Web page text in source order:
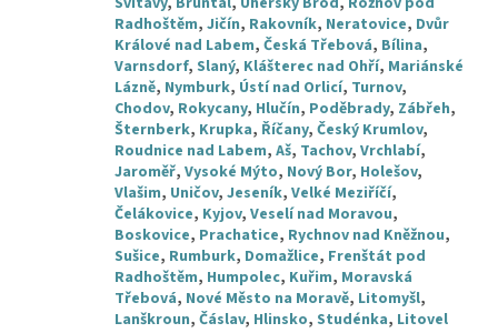
Radhoštěm, Jičín, Rakovník, Neratovice, Dvůr
Králové nad Labem, Česká Třebová, Bílina,
Varnsdorf, Slaný, Klášterec nad Ohří, Mariánské
Lázně, Nymburk, Ústí nad Orlicí, Turnov,
Chodov, Rokycany, Hlučín, Poděbrady, Zábřeh,
Šternberk, Krupka, Říčany, Český Krumlov,
Roudnice nad Labem, Aš, Tachov, Vrchlabí,
Jaroměř, Vysoké Mýto, Nový Bor, Holešov,
Vlašim, Uničov, Jeseník, Velké Meziříčí,
Čelákovice, Kyjov, Veselí nad Moravou,
Boskovice, Prachatice, Rychnov nad Kněžnou,
Sušice, Rumburk, Domažlice, Frenštát pod
Radhoštěm, Humpolec, Kuřim, Moravská
Třebová, Nové Město na Moravě, Litomyšl,
Lanškroun, Čáslav, Hlinsko, Studénka, Litovel